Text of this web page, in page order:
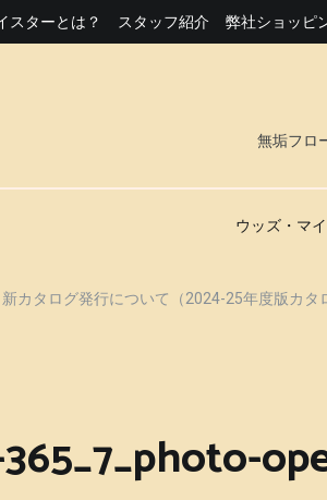
スターとは？ スタッフ紹介 弊社ショッピ
無垢フロ
ウッズ・マ
新カタログ発行について（2024-25年度版カタ